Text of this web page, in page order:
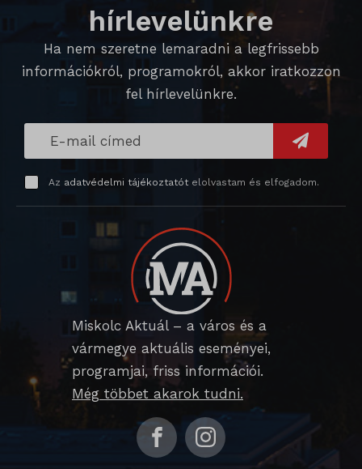
hírlevelünkre
Ha nem szeretne lemaradni a legfrissebb
információkról, programokról, akkor iratkozzon
fel hírlevelünkre.
Az adatvédelmi tájékoztatótelolvastam és elfogadom.
Miskolc Aktuál – a város és a
vármegye aktuális eseményei,
programjai, friss információi.
Még többet akarok tudni.
litespeed_qc_hide_banner
SameSite
SLO_GWPT_Show_Hide_tmp
SLO_wptGlobTipTmp
sm_spd_caution
ssm_au_c